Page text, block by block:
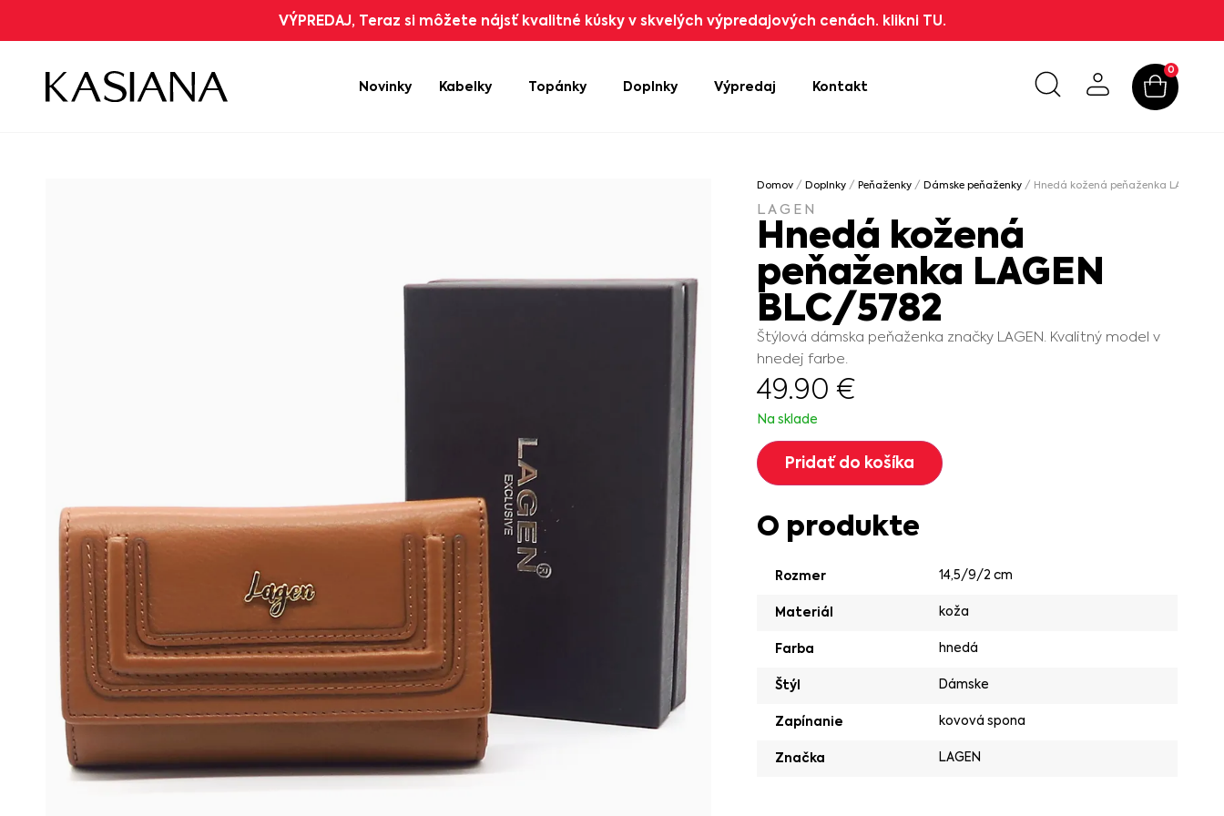
VÝPREDAJ, Teraz si môžete nájsť kvalitné kúsky v skvelých výpredajových cenách. klikni TU.
Novinky Kabelky Topánky Doplnky Výpredaj Kontakt
0
Domov /Doplnky /Peňaženky /Dámske peňaženky / Hnedá kožená peňaženka LAGEN
LAGEN
Hnedá kožená
peňaženka LAGEN
BLC/5782
Štýlová dámska peňaženka značky LAGEN. Kvalitný model v
hnedej farbe.
49.90€
Na sklade
Pridať do košíka
O produkte
Rozmer 14,5/9/2 cm
Materiál koža
Farba hnedá
Štýl Dámske
Zapínanie kovová spona
Značka LAGEN